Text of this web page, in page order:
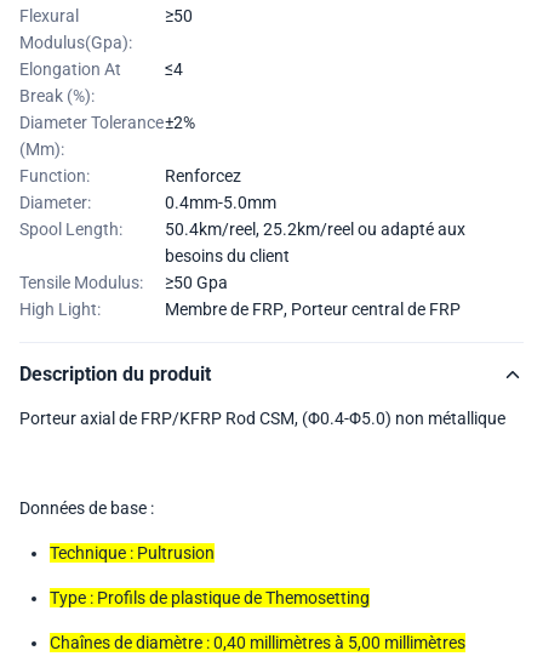
Flexural
Modulus(Gpa):
≥50
Elongation At
Break (%):
≤4
Diameter Tolerance
(Mm):
±2%
Function:
Renforcez
Diameter:
0.4mm-5.0mm
Spool Length:
50.4km/reel, 25.2km/reel ou adapté aux
besoins du client
Tensile Modulus:
≥50 Gpa
High Light:
Membre de FRP, Porteur central de FRP
Description du produit
Porteur axial de FRP/KFRP Rod CSM, (Φ0.4-Φ5.0) non métallique
Données de base :
Technique : Pultrusion
Type : Profils de plastique de Themosetting
Chaînes de diamètre : 0,40 millimètres à 5,00 millimètres